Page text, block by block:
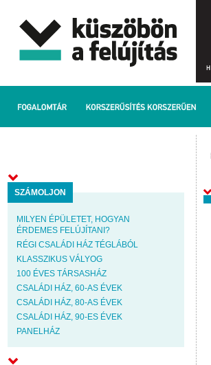
SZÁMOLJON
MILYEN ÉPÜLETET, HOGYAN
ÉRDEMES FELÚJÍTANI?
RÉGI CSALÁDI HÁZ TÉGLÁBÓL
KLASSZIKUS VÁLYOG
100 ÉVES TÁRSASHÁZ
CSALÁDI HÁZ, 60-AS ÉVEK
CSALÁDI HÁZ, 80-AS ÉVEK
CSALÁDI HÁZ, 90-ES ÉVEK
PANELHÁZ